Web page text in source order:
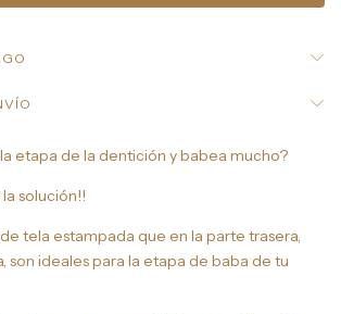
etapa de la dentición y babea mucho?
solución!!
tela estampada que en la parte trasera,
son ideales para la etapa de baba de tu